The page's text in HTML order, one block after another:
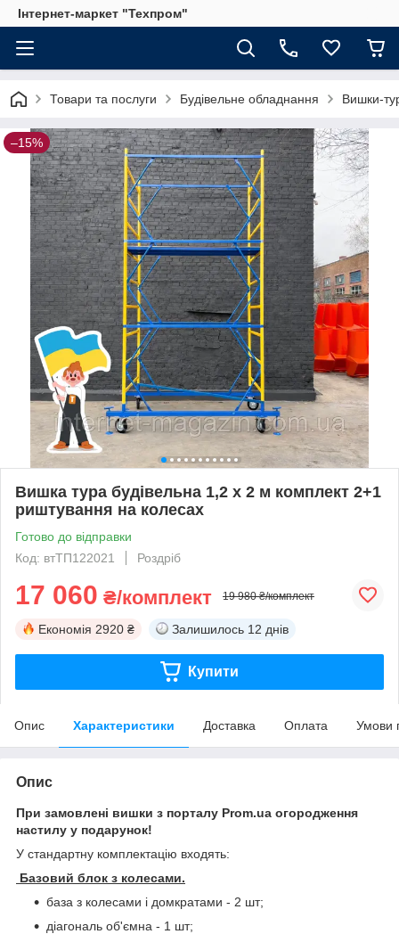
Інтернет-маркет "Техпром"
Товари та послуги Будівельне обладнання Вишки-
–15%
Вишка тура будівельна 1,2 х 2 м комплект 2+1
риштування на колесах
Готово до відправки
Код: втТП122021
Роздріб
17 060 ₴/комплект 19 980 ₴/комплект
Економія 2920 ₴ Залишилось 12 днів
Купити
Опис Характеристики Доставка Оплата Умови
Опис
При замовлені вишки з порталу Prom.ua огородження
настилу у подарунок!
У стандартну комплектацію входять:
Базовий блок з колесами.
база з колесами і домкратами - 2 шт;
діагональ об'ємна - 1 шт;